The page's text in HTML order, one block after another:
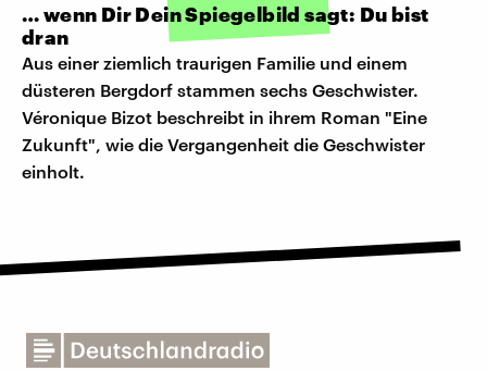
… wenn Dir Dein Spiegelbild sagt: Du bist
dran
Aus einer ziemlich traurigen Familie und einem
düsteren Bergdorf stammen sechs Geschwister.
Véronique Bizot beschreibt in ihrem Roman "Eine
Zukunft", wie die Vergangenheit die Geschwister
einholt.